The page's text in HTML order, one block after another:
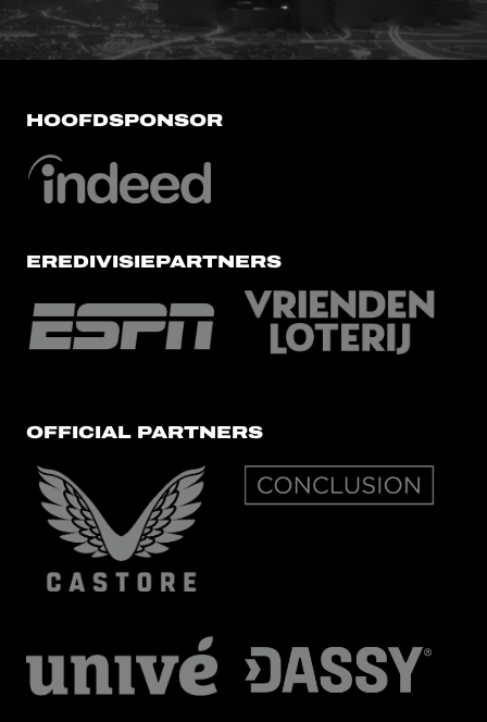
HOOFDSPONSOR
EREDIVISIEPARTNERS
OFFICIAL PARTNERS